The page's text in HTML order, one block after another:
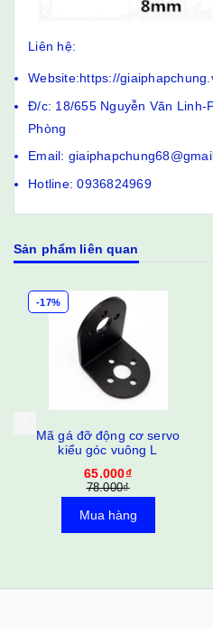
Liên hệ:
Website:https://
Đ/c: 18/655 Nguyễn Văn Linh-
Phòng
Email:
Hotline: 0936824969
Sản phẩm liên quan
-12%
Đầu Nối giắc Cắm 3 / 4 / 5
/ 6 / 7 / 8 Pin
40.000₫
45.600₫
Tuỳ chọn